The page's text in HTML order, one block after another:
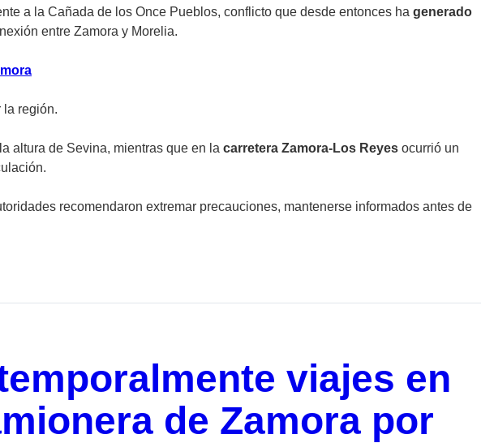
a la Cañada de los Once Pueblos, conflicto que desde entonces ha generado
entre Zamora y Morelia.
la región.
altura de Sevina, mientras que en la carretera Zamora-Los Reyes ocurrió un
recomendaron extremar precauciones, mantenerse informados antes de
viajes en
de Zamora por